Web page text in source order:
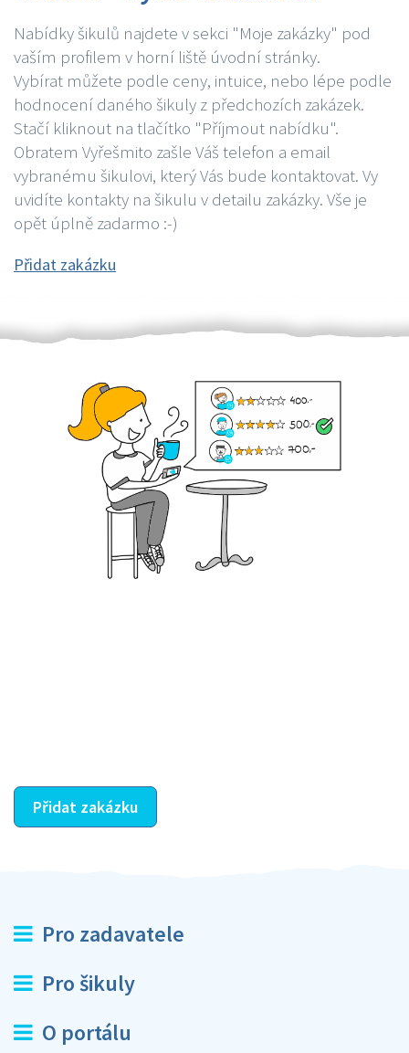
Nabídky šikulů najdete v sekci "Moje zakázky" pod
vaším profilem v horní liště úvodní stránky.
Vybírat můžete podle ceny, intuice, nebo lépe podle
hodnocení daného šikuly z předchozích zakázek.
Stačí kliknout na tlačítko "Příjmout nabídku".
Obratem Vyřešmito zašle Váš telefon a email
vybranému šikulovi, který Vás bude kontaktovat. Vy
uvidíte kontakty na šikulu v detailu zakázky. Vše je
opět úplně zadarmo :-)
Přidat zakázku
Přidat zakázku
Pro zadavatele
Pro šikuly
O portálu